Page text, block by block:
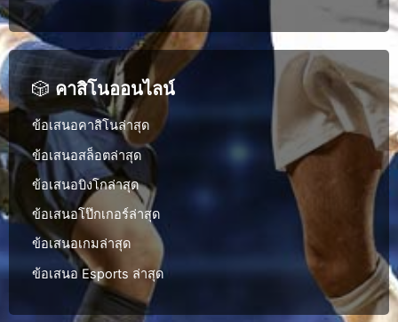
🎲คาสิโนออนไลน์
ข้อเสนอคาสิโนล่าสุด
ข้อเสนอสล็อตล่าสุด
ข้อเสนอบิงโกล่าสุด
ข้อเสนอโป๊กเกอร์ล่าสุด
ข้อเสนอเกมล่าสุด
ข้อเสนอ Esports ล่าสุด